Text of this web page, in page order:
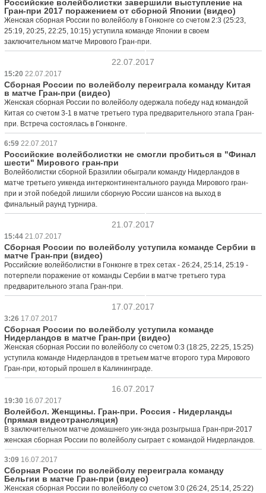
Российские волейболистки завершили выступление на
Гран-при 2017 поражением от сборной Японии (видео)
Женская сборная России по волейболу в Гонконге со счетом 2:3 (25:23,
25:19, 20:25, 22:25, 10:15) уступила команде Японии в своем
заключительном матче Мирового Гран-при.
22.07.2017
15:20 22.07.2017
Сборная России по волейболу переиграла команду Китая
в матче Гран-при (видео)
Женская сборная России по волейболу одержала победу над командой
Китая со счетом 3-1 в матче третьего тура предварительного этапа Гран-
при. Встреча состоялась в Гонконге.
6:59 22.07.2017
Российские волейболистки не смогли пробиться в "Финал
шести" Мирового гран-при
Волейболистки сборной Бразилии обыграли команду Нидерландов в
матче третьего уикенда интерконтинентального раунда Мирового гран-
при и этой победой лишили сборную России шансов на выход в
финальный раунд турнира.
21.07.2017
15:44 21.07.2017
Сборная России по волейболу уступила команде Сербии в
матче Гран-при (видео)
Российские волейболистки в Гонконге в трех сетах - 26:24, 25:14, 25:19 -
потерпели поражение от команды Сербии в матче третьего тура
предварительного этапа Гран-при.
17.07.2017
3:26 17.07.2017
Сборная России по волейболу уступила команде
Нидерландов в матче Гран-при (видео)
Женская сборная России по волейболу со счетом 0:3 (18:25, 22:25, 15:25)
уступила команде Нидерландов в третьем матче второго тура Мирового
Гран-при, который прошел в Калининграде.
16.07.2017
19:30 16.07.2017
Волейбол. Женщины. Гран-при. Россия - Нидерланды
(прямая видеотрансляция)
В заключительном матче домашнего уик-энда розыгрыша Гран-при-2017
женская сборная России по волейболу сыграет с командой Нидерландов.
3:09 16.07.2017
Сборная России по волейболу переиграла команду
Бельгии в матче Гран-при (видео)
Женская сборная России по волейболу со счетом 3:0 (26:24, 25:14, 25:22)